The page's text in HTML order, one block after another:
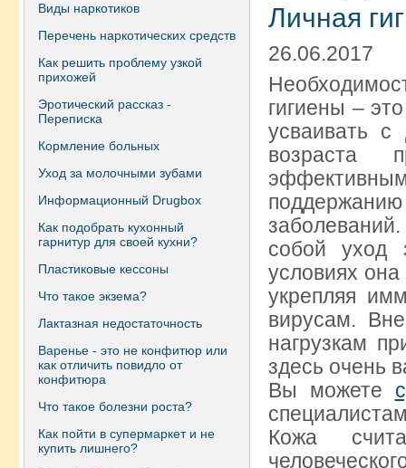
Виды наркотиков
Перечень наркотических средств
Как решить проблему узкой
прихожей
Эротический рассказ -
Переписка
Кормление больных
Уход за молочными зубами
Информационный Drugbox
Как подобрать кухонный
гарнитур для своей кухни?
Пластиковые кессоны
Что такое экзема?
Лактазная недостаточность
Варенье - это не конфитюр или
как отличить повидло от
конфитюра
Что такое болезни роста?
Как пойти в супермаркет и не
купить лишнего?
Личная
26.06.2017
гигиены –
усваивать с
возраста
собой
условиях
укрепляя
вирусам.
нагрузкам
здесь очень
Вы можете
Кожа